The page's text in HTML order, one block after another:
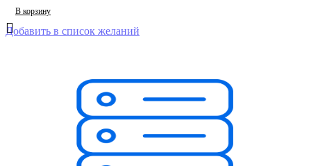
В корзину
Добавить в список желаний